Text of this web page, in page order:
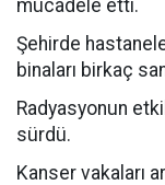
mücadele etti.
Şehirde
binaları birkaç
Radyasyonun
sürdü.
Kanser vakaları